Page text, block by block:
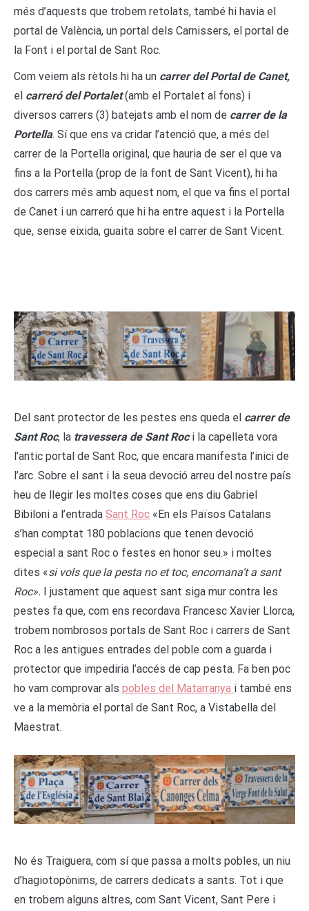
més d’aquests que trobem retolats, també hi havia el
portal de València, un portal dels Carnissers, el portal de
la Font i el portal de Sant Roc.
Com veiem als rètols hi ha un carrer del Portal de Canet,
el carreró del Portalet(amb el Portalet al fons) i
diversos carrers (3) batejats amb el nom de carrer de la
Portella. Sí que ens va cridar l’atenció que, a més del
carrer de la Portella original, que hauria de ser el que va
fins a la Portella (prop de la font de Sant Vicent), hi ha
dos carrers més amb aquest nom, el que va fins el portal
de Canet i un carreró que hi ha entre aquest i la Portella
que, sense eixida, guaita sobre el carrer de Sant Vicent.
Del sant protector de les pestes ens queda el carrer de
Sant Roc, la travessera de Sant Roci la capelleta vora
l’antic portal de Sant Roc, que encara manifesta l’inici de
l’arc. Sobre el sant i la seua devoció arreu del nostre país
heu de llegir les moltes coses que ens diu Gabriel
Bibiloni a l’entrada Sant Roc «En els Països Catalans
s’han comptat 180 poblacions que tenen devoció
especial a sant Roc o festes en honor seu.» i moltes
dites «si vols que la pesta no et toc, encomana’t a sant
Roc». I justament que aquest sant siga mur contra les
pestes fa que, com ens recordava Francesc Xavier Llorca,
trobem nombrosos portals de Sant Roc i carrers de Sant
Roc a les antigues entrades del poble com a guarda i
protector que impediria l’accés de cap pesta. Fa ben poc
ho vam comprovar als pobles del Matarranya i també ens
ve a la memòria el portal de Sant Roc, a Vistabella del
Maestrat.
No és Traiguera, com sí que passa a molts pobles, un niu
d’hagiotopònims, de carrers dedicats a sants. Tot i que
en trobem alguns altres, com Sant Vicent, Sant Pere i